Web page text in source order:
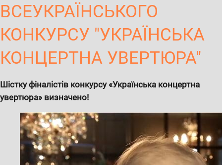
ВСЕУКРАЇНСЬКОГО
КОНКУРСУ "УКРАЇНСЬКА
КОНЦЕРТНА УВЕРТЮРА"
Шістку фіналістів конкурсу «Українська концертна
увертюра» визначено!